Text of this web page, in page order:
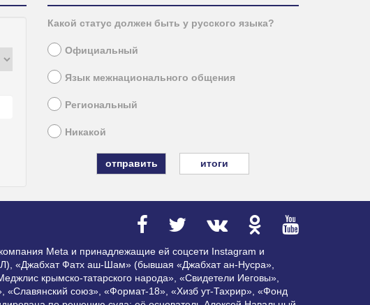
Какой статус должен быть у русского языка?
Официальный
Язык межнационального общения
Региональный
Никакой
итоги
Meta и принадлежащие ей соцсети Instagram и
«Джабхат Фатх аш-Шам» (бывшая «Джабхат ан-Нусра»,
крымско-татарского народа», «Свидетели Иеговы»,
«Славянский союз», «Формат-18», «Хизб ут-Тахрир», «Фонд